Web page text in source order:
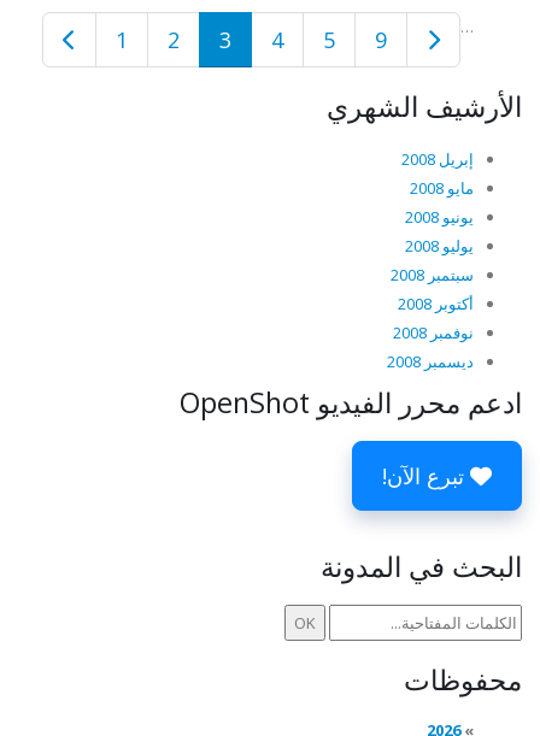
1 2 3 4 5 …
9
الأرشيف الشهري
إبريل 2008
مايو 2008
يونيو 2008
يوليو 2008
سبتمبر 2008
أكتوبر 2008
نوفمبر 2008
ديسمبر 2008
ادعم محرر الفيديو OpenShot
تبرع الآن!
البحث في المدونة
محفوظات
2026